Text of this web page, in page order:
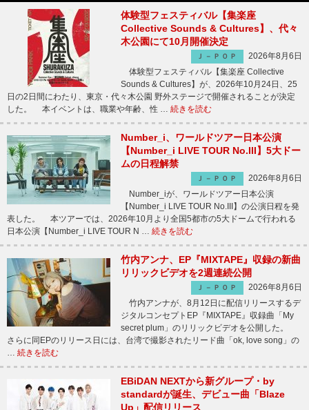
体験型フェスティバル【集楽座
Collective Sounds & Cultures】、代々
木公園にて10月開催決定
Ｊ－ＰＯＰ
2026年8月6日
体験型フェスティバル【集楽座 Collective
Sounds & Cultures】が、2026年10月24日、25
日の2日間にわたり、東京・代々木公園 野外ステージで開催されることが決定
した。 本イベントは、職業や年齢、性 … 続きを読む
Number_i、ワールドツアー日本公演
【Number_i LIVE TOUR No.III】5大ドー
ムの日程解禁
Ｊ－ＰＯＰ
2026年8月6日
Number_iが、ワールドツアー日本公演
【Number_i LIVE TOUR No.III】の公演日程を発
表した。 本ツアーでは、2026年10月より全国5都市の5大ドームで行われる
日本公演【Number_i LIVE TOUR N … 続きを読む
竹内アンナ、EP『MIXTAPE』収録の新曲
リリックビデオを2週連続公開
Ｊ－ＰＯＰ
2026年8月6日
竹内アンナが、8月12日に配信リリースするデ
ジタルコンセプトEP『MIXTAPE』収録曲「My
secret plum」のリリックビデオを公開した。
さらに同EPのリリース日には、台湾で撮影されたリード曲「ok, love song」の
… 続きを読む
EBiDAN NEXTから新グループ・by
standardが誕生、デビュー曲「Blaze
Up」配信リリース